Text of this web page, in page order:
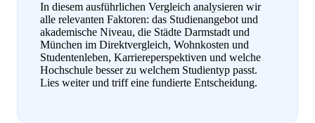
In diesem ausführlichen Vergleich analysieren wir
alle relevanten Faktoren: das Studienangebot und
akademische Niveau, die Städte Darmstadt und
München im Direktvergleich, Wohnkosten und
Studentenleben, Karriereperspektiven und welche
Hochschule besser zu welchem Studientyp passt.
Lies weiter und triff eine fundierte Entscheidung.